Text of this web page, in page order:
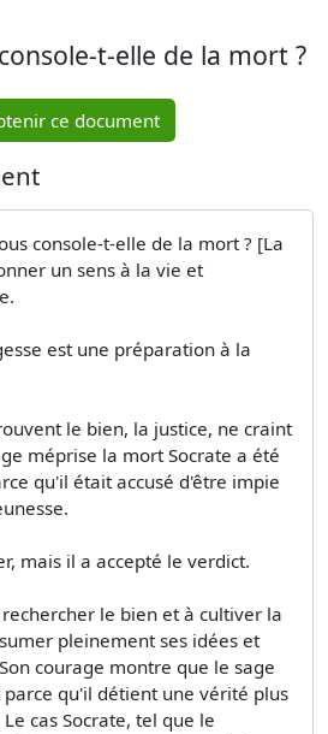
t-elle de la mort ?
ce document
console-t-elle de la mort ? [La
un sens à la vie et
est une préparation à la
le bien, la justice, ne craint
méprise la mort Socrate a été
qu'il était accusé d'être impie
mais il a accepté le verdict.
le bien et à cultiver la
pleinement ses idées et
courage montre que le sage
qu'il détient une vérité plus
cas Socrate, tel que le